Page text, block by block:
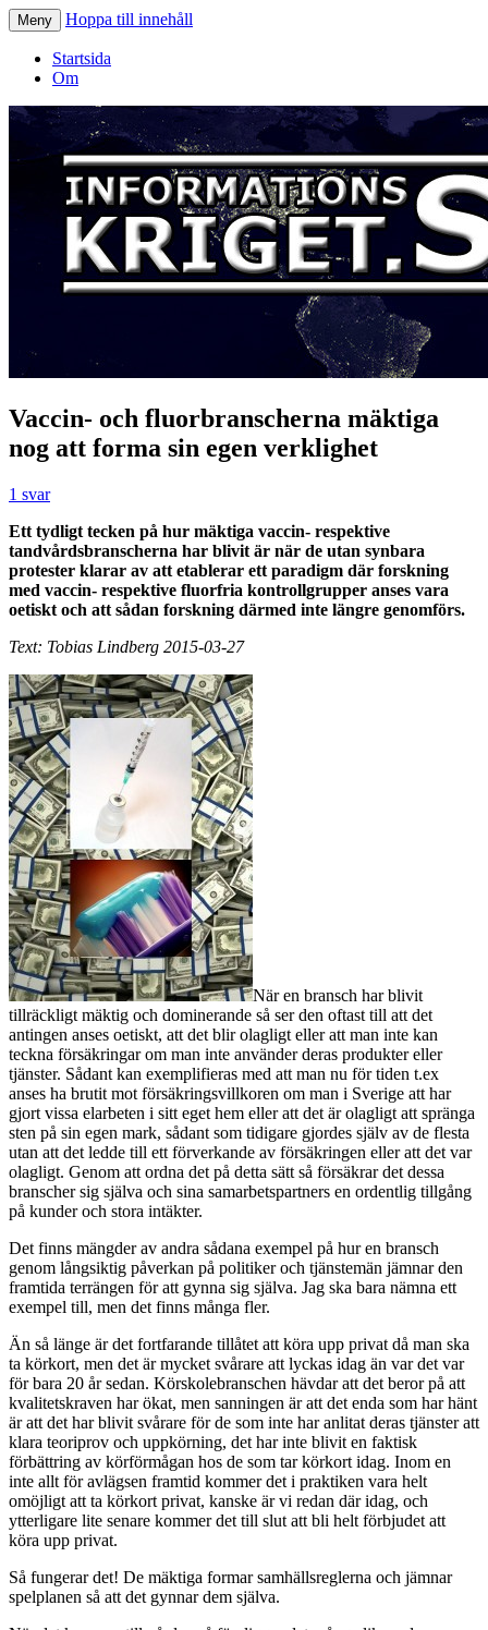
Informationskriget.se
Meny Hoppa till innehåll
Startsida
Om
Vaccin- och fluorbranscherna mäktiga
nog att forma sin egen verklighet
1 svar
Ett tydligt tecken på hur mäktiga vaccin- respektive
tandvårdsbranscherna har blivit är när de utan synbara
protester klarar av att etablerar ett paradigm där forskning
med vaccin- respektive fluorfria kontrollgrupper anses vara
oetiskt och att sådan forskning därmed inte längre genomförs.
Text: Tobias Lindberg 2015-03-27
När en bransch har blivit
tillräckligt mäktig och dominerande så ser den oftast till att det
antingen anses oetiskt, att det blir olagligt eller att man inte kan
teckna försäkringar om man inte använder deras produkter eller
tjänster. Sådant kan exemplifieras med att man nu för tiden t.ex
anses ha brutit mot försäkringsvillkoren om man i Sverige att har
gjort vissa elarbeten i sitt eget hem eller att det är olagligt att spränga
sten på sin egen mark, sådant som tidigare gjordes själv av de flesta
utan att det ledde till ett förverkande av försäkringen eller att det var
olagligt. Genom att ordna det på detta sätt så försäkrar det dessa
branscher sig själva och sina samarbetspartners en ordentlig tillgång
på kunder och stora intäkter.
Det finns mängder av andra sådana exempel på hur en bransch
genom långsiktig påverkan på politiker och tjänstemän jämnar den
framtida terrängen för att gynna sig själva. Jag ska bara nämna ett
exempel till, men det finns många fler.
Än så länge är det fortfarande tillåtet att köra upp privat då man ska
ta körkort, men det är mycket svårare att lyckas idag än var det var
för bara 20 år sedan. Körskolebranschen hävdar att det beror på att
kvalitetskraven har ökat, men sanningen är att det enda som har hänt
är att det har blivit svårare för de som inte har anlitat deras tjänster att
klara teoriprov och uppkörning, det har inte blivit en faktisk
förbättring av körförmågan hos de som tar körkort idag. Inom en
inte allt för avlägsen framtid kommer det i praktiken vara helt
omöjligt att ta körkort privat, kanske är vi redan där idag, och
ytterligare lite senare kommer det till slut att bli helt förbjudet att
köra upp privat.
Så fungerar det! De mäktiga formar samhällsreglerna och jämnar
spelplanen så att det gynnar dem själva.